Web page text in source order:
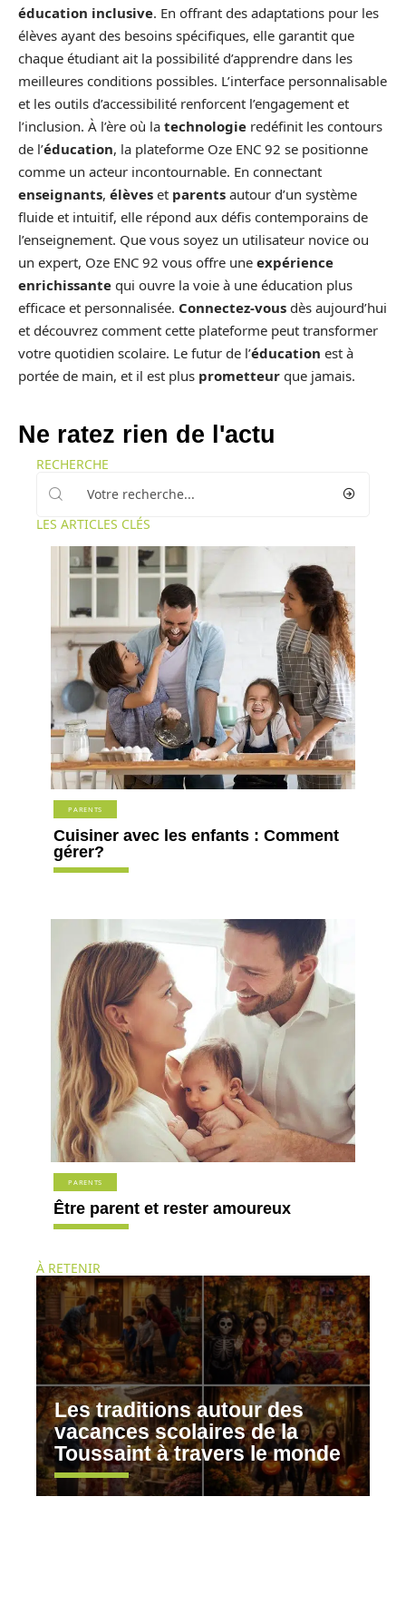
éducation inclusive. En offrant des adaptations pour les
élèves ayant des besoins spécifiques, elle garantit que
chaque étudiant ait la possibilité d’apprendre dans les
meilleures conditions possibles. L’interface personnalisable
et les outils d’accessibilité renforcent l’engagement et
l’inclusion. À l’ère où la technologie redéfinit les contours
de l’éducation, la plateforme Oze ENC 92 se positionne
comme un acteur incontournable. En connectant
enseignants, élèves et parents autour d’un système
fluide et intuitif, elle répond aux défis contemporains de
l’enseignement. Que vous soyez un utilisateur novice ou
un expert, Oze ENC 92 vous offre une expérience
enrichissante qui ouvre la voie à une éducation plus
efficace et personnalisée. Connectez-vous dès aujourd’hui
et découvrez comment cette plateforme peut transformer
votre quotidien scolaire. Le futur de l’éducation est à
portée de main, et il est plus prometteur que jamais.
Ne ratez rien de l'actu
RECHERCHE
LES ARTICLES CLÉS
PARENTS
Cuisiner avec les enfants : Comment
gérer?
PARENTS
Être parent et rester amoureux
À RETENIR
Les traditions autour des
vacances scolaires de la
Toussaint à travers le monde